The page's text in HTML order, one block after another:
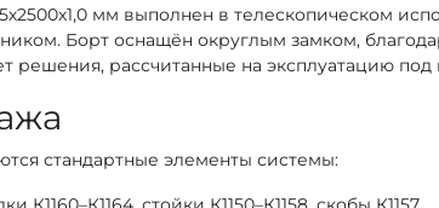
мм выполнен в телескопическом
Борт оснащён округлым замком,
рассчитанные на эксплуатацию под
стандартные элементы системы: